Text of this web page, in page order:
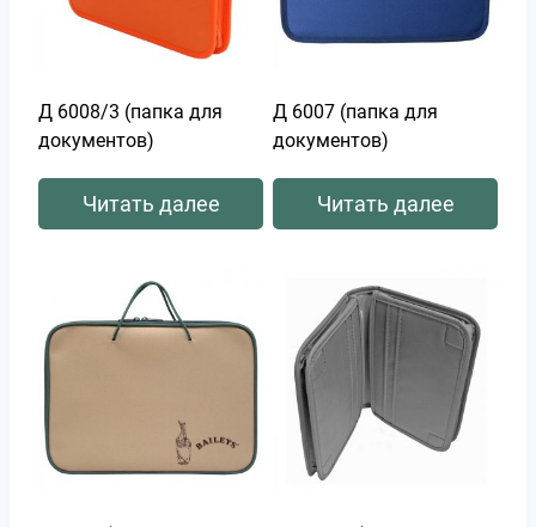
Д 6008/3 (папка для
документов)
Читать далее
Д 6007 (папка для
документов)
Читать далее